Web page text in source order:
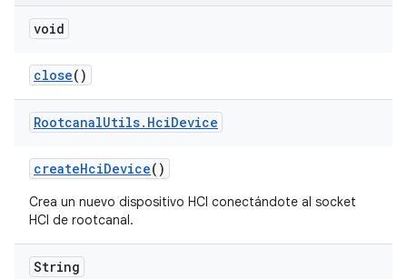
void
close()
RootcanalUtils. HciDevice
createHciDevice()
Crea un nuevo dispositivo HCI conectándote al socket
HCI de rootcanal.
String